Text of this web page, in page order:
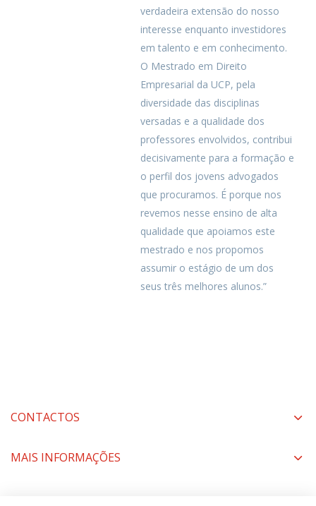
verdadeira extensão do nosso
interesse enquanto investidores
em talento e em conhecimento.
O Mestrado em Direito
Empresarial da UCP, pela
diversidade das disciplinas
versadas e a qualidade dos
professores envolvidos, contribui
decisivamente para a formação e
o perfil dos jovens advogados
que procuramos. É porque nos
revemos nesse ensino de alta
qualidade que apoiamos este
mestrado e nos propomos
assumir o estágio de um dos
seus três melhores alunos.”
CONTACTOS
MAIS INFORMAÇÕES